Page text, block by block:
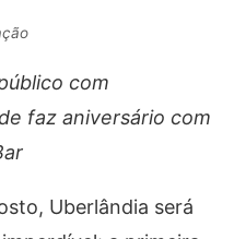
com
faz aniversário com
Uberlândia será